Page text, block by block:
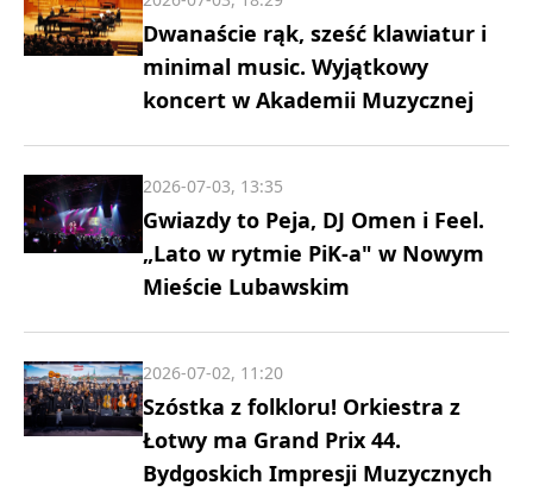
Dwanaście rąk, sześć klawiatur i
minimal music. Wyjątkowy
koncert w Akademii Muzycznej
Gwiazdy to Peja, DJ Omen i Feel.
„Lato w rytmie PiK-a" w Nowym
Mieście Lubawskim
2026-07-03, 13:35
Szóstka z folkloru! Orkiestra z
Łotwy ma Grand Prix 44.
Bydgoskich Impresji Muzycznych
2026-07-02, 11:20